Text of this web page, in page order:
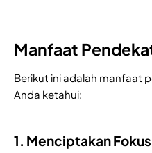
Manfaat
Berikut ini adalah manfaat
Anda ketahui:
1. Menciptakan